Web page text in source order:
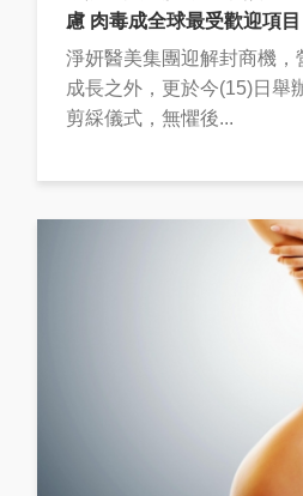
慮 肉毒成全球最受歡迎項目
淨妍醫美集團迎解封商機，
成長之外，更於今(15)日舉
剪綵儀式，無懼後...